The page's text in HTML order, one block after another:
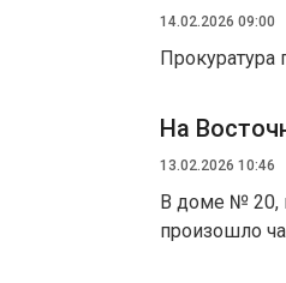
14.02.2026 09:00
Прокуратура
На
13.02.2026 10:46
В доме № 20,
произошло